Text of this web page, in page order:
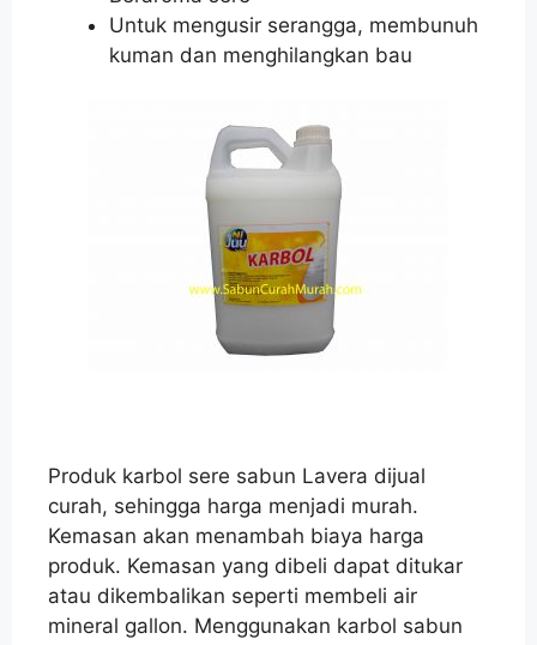
Untuk mengusir serangga, membunuh
kuman dan menghilangkan bau
Produk karbol sere sabun Lavera dijual
curah, sehingga harga menjadi murah.
Kemasan akan menambah biaya harga
produk. Kemasan yang dibeli dapat ditukar
atau dikembalikan seperti membeli air
mineral gallon. Menggunakan karbol sabun